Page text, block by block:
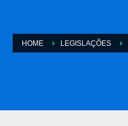
HOME LEGISLAÇÕES